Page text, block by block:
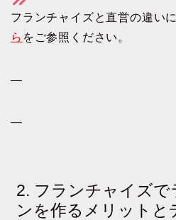
フランチャイズと直営の違い
ら をご参照ください。
—
—
2. フランチャイズで
ンを作るメリットと